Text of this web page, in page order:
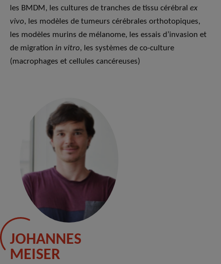
les BMDM, les cultures de tranches de tissu cérébral ex
vivo, les modèles de tumeurs cérébrales orthotopiques,
les modèles murins de mélanome, les essais d’invasion et
de migration in vitro, les systèmes de co-culture
(macrophages et cellules cancéreuses)
JOHANNES
MEISER